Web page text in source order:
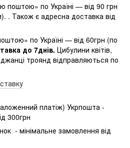
поштою» по Україні — від 90 грн
. Також є адресна доставка від
по Україні — від 60грн (по
до 7днів. Цибулини квітів,
троянд відправляються по
платіж) Укрпошта -
300грн
- мінімальне замовлення від